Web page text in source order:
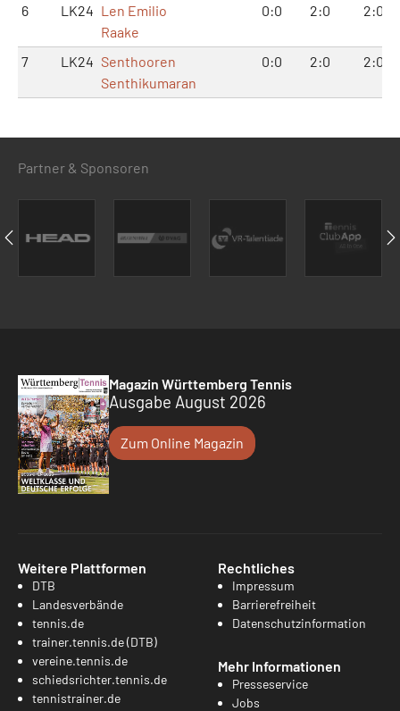
6 LK24 Len Emilio
Raake
0:0 2:0 2:0
7 LK24 Senthooren
Senthikumaran
0:0 2:0 2:0
Partner & Sponsoren
Magazin Württemberg Tennis
Ausgabe August 2026
Zum Online Magazin
Weitere Plattformen
DTB
Landesverbände
tennis.de
trainer.tennis.de (DTB)
vereine.tennis.de
schiedsrichter.tennis.de
tennistrainer.de
Rechtliches
Impressum
Barrierefreiheit
Datenschutzinformation
Mehr Informationen
Presseservice
Jobs